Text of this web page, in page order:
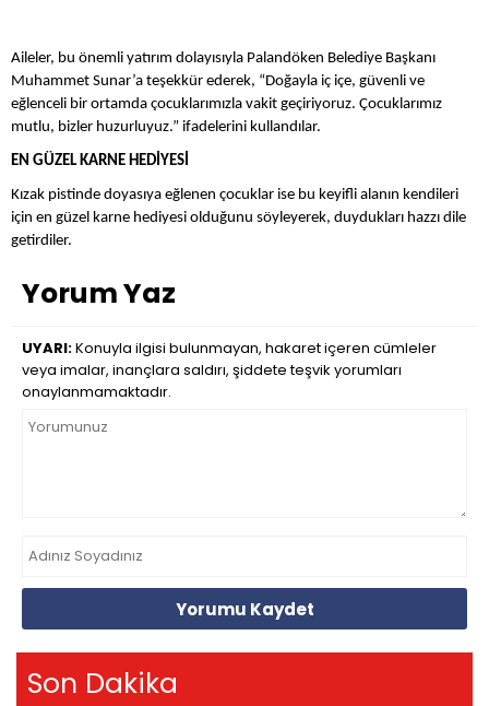
Aileler, bu önemli yatırım dolayısıyla Palandöken Belediye Başkanı
Muhammet Sunar’a teşekkür ederek, “Doğayla iç içe, güvenli ve
eğlenceli bir ortamda çocuklarımızla vakit geçiriyoruz. Çocuklarımız
mutlu, bizler huzurluyuz.” ifadelerini kullandılar.
EN GÜZEL KARNE HEDİYESİ
Kızak pistinde doyasıya eğlenen çocuklar ise bu keyifli alanın kendileri
için en güzel karne hediyesi olduğunu söyleyerek, duydukları hazzı dile
getirdiler.
Yorum Yaz
UYARI:Konuyla ilgisi bulunmayan, hakaret içeren cümleler
veya imalar, inançlara saldırı, şiddete teşvik yorumları
onaylanmamaktadır.
Yorumu Kaydet
Son Dakika